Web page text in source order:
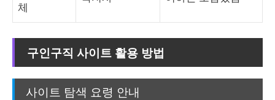
체
구인구직 사이트 활용 방법
사이트 탐색 요령 안내